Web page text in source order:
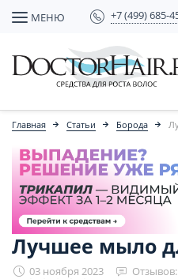
МЕНЮ +7 (499) 685-
Главная Статьи Борода
Лучшее мыло
03 ноября 2023